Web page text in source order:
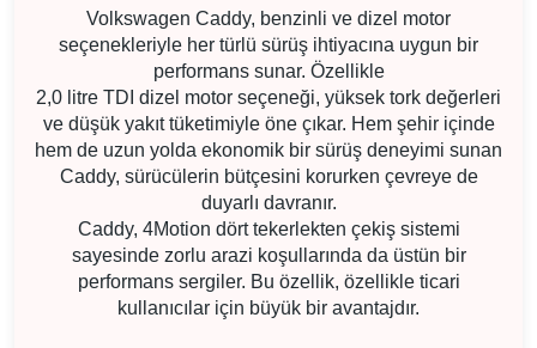
Volkswagen Caddy, benzinli ve dizel motor
seçenekleriyle her türlü sürüş ihtiyacına uygun bir
performans sunar. Özellikle
2,0 litre TDI dizel motor seçeneği, yüksek tork değerleri
ve düşük yakıt tüketimiyle öne çıkar. Hem şehir içinde
hem de uzun yolda ekonomik bir sürüş deneyimi sunan
Caddy, sürücülerin bütçesini korurken çevreye de
duyarlı davranır.
Caddy, 4Motion dört tekerlekten çekiş sistemi
sayesinde zorlu arazi koşullarında da üstün bir
performans sergiler. Bu özellik, özellikle ticari
kullanıcılar için büyük bir avantajdır.